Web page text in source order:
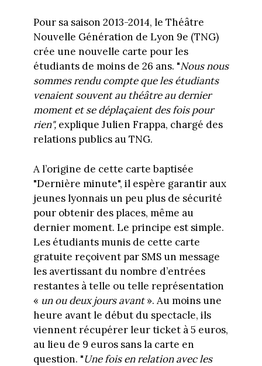
Pour sa saison 2013-2014, le Théâtre
Nouvelle Génération de Lyon 9e (TNG)
crée une nouvelle carte pour les
étudiants de moins de 26 ans. "Nous nous
sommes rendu compte que les étudiants
venaient souvent au théâtre au dernier
moment et se déplaçaient des fois pour
rien", explique Julien Frappa, chargé des
relations publics au TNG.
A l’origine de cette carte baptisée
"Dernière minute", il espère garantir aux
jeunes lyonnais un peu plus de sécurité
pour obtenir des places, même au
dernier moment. Le principe est simple.
Les étudiants munis de cette carte
gratuite reçoivent par SMS un message
les avertissant du nombre d’entrées
restantes à telle ou telle représentation
« un ou deux jours avant». Au moins une
heure avant le début du spectacle, ils
viennent récupérer leur ticket à 5 euros,
au lieu de 9 euros sans la carte en
question. "Une fois en relation avec les